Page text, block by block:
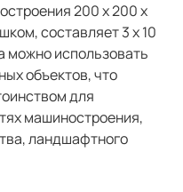
200 х 200 х
составляет 3 x 10
можно использовать
объектов, что
для
машиностроения,
ландшафтного